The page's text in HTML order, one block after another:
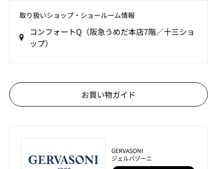
取り扱いショップ‧ショールーム情報
コンフォートQ（阪急うめだ本店7階／十三ショ
ップ）
お買い物ガイド
GERVASONI
ジェルバゾーニ